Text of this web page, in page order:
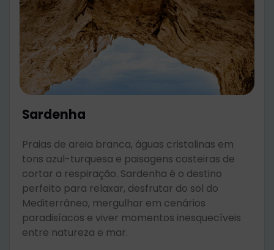
Sardenha
Praias de areia branca, águas cristalinas em
tons azul-turquesa e paisagens costeiras de
cortar a respiração. Sardenha é o destino
perfeito para relaxar, desfrutar do sol do
Mediterrâneo, mergulhar em cenários
paradisíacos e viver momentos inesquecíveis
entre natureza e mar.